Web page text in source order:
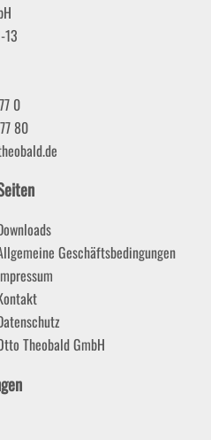
13
0
80
Geschäftsbedingungen
Theobald GmbH